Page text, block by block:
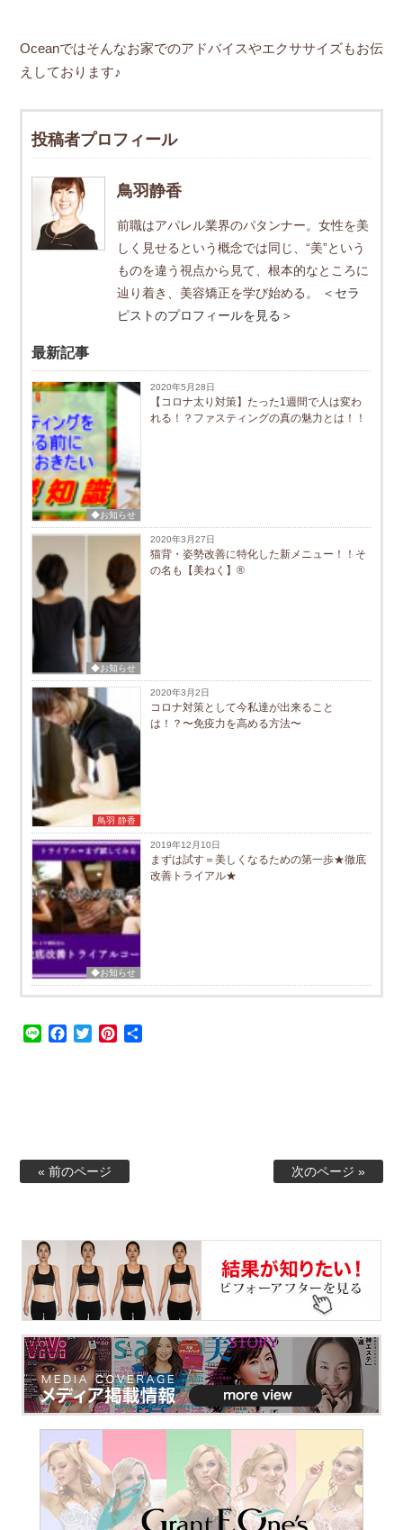
Oceanではそんなお家でのアドバイスやエクササイズもお伝
えしております♪
投稿者プロフィール
鳥羽静香
前職はアパレル業界のパタンナー。女性を美
しく見せるという概念では同じ、“美”という
ものを違う視点から見て、根本的なところに
辿り着き、美容矯正を学び始める。
＜セラ
ピストのプロフィールを見る＞
最新記事
◆お知らせ
2020年5月28日
【コロナ太り対策】たった1週間で人は変わ
れる！？ファスティングの真の魅力とは！！
◆お知らせ
2020年3月27日
猫背・姿勢改善に特化した新メニュー！！そ
の名も【美ねく】®
鳥羽 静香
2020年3月2日
コロナ対策として今私達が出来ること
は！？〜免疫力を高める方法〜
◆お知らせ
2019年12月10日
まずは試す＝美しくなるための第一歩★徹底
改善トライアル★
Line Facebook
TwitterPinterest
« 前のページ 次のページ »